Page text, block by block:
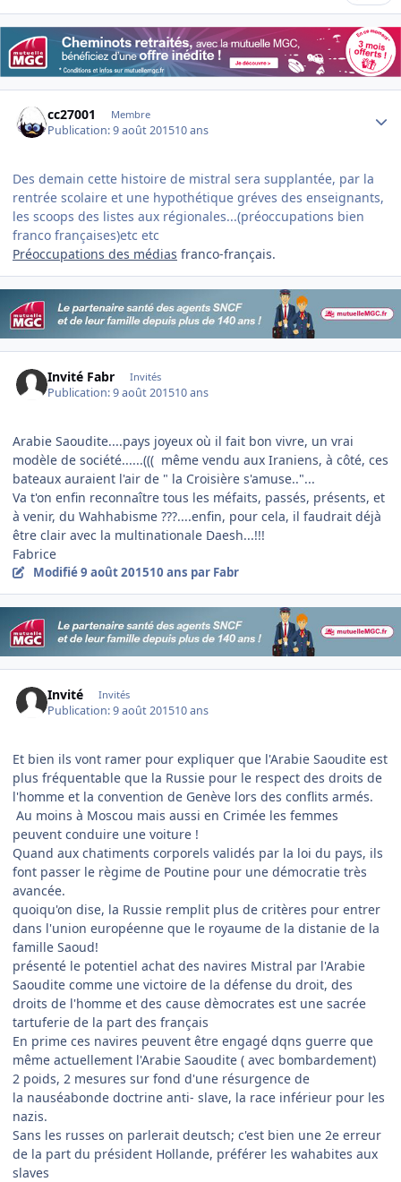
cc27001 Membre
Publication:9 août 201510 ans
Des demain cette histoire de mistral sera supplantée, par la
rentrée scolaire et une hypothétique gréves des enseignants,
les scoops des listes aux régionales...(préoccupations bien
franco françaises)etc etc
Préoccupations des médias franco-français.
Invité Fabr Invités
Publication:9 août 201510 ans
Arabie Saoudite....pays joyeux où il fait bon vivre, un vrai
modèle de société......((( même vendu aux Iraniens, à côté, ces
bateaux auraient l'air de " la Croisière s'amuse.."...
Va t'on enfin reconnaître tous les méfaits, passés, présents, et
à venir, du Wahhabisme ???....enfin, pour cela, il faudrait déjà
être clair avec la multinationale Daesh...!!!
Fabrice
Modifié9 août 201510 ans par Fabr
Invité Invités
Publication:9 août 201510 ans
Et bien ils vont ramer pour expliquer que l'Arabie Saoudite est
plus fréquentable que la Russie pour le respect des droits de
l'homme et la convention de Genève lors des conflits armés.
Au moins à Moscou mais aussi en Crimée les femmes
peuvent conduire une voiture !
Quand aux chatiments corporels validés par la loi du pays, ils
font passer le règime de Poutine pour une démocratie très
avancée.
quoiqu'on dise, la Russie remplit plus de critères pour entrer
dans l'union européenne que le royaume de la distanie de la
famille Saoud!
présenté le potentiel achat des navires Mistral par l'Arabie
Saoudite comme une victoire de la défense du droit, des
droits de l'homme et des cause dèmocrates est une sacrée
tartuferie de la part des français
En prime ces navires peuvent être engagé dqns guerre que
même actuellement l'Arabie Saoudite ( avec bombardement)
2 poids, 2 mesures sur fond d'une résurgence de
la nauséabonde doctrine anti- slave, la race inférieur pour les
nazis.
Sans les russes on parlerait deutsch; c'est bien une 2e erreur
de la part du président Hollande, préférer les wahabites aux
slaves